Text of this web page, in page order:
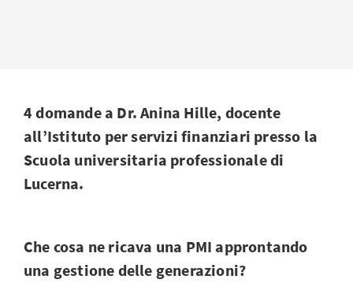
4 domande a Dr. Anina Hille, docente
all’Istituto per servizi finanziari presso la
Scuola universitaria professionale di
Lucerna.
Che cosa ne ricava una PMI approntando
una gestione delle generazioni?